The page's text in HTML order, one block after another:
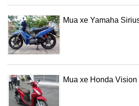
Mua xe Yamaha
Mua xe Honda Vision